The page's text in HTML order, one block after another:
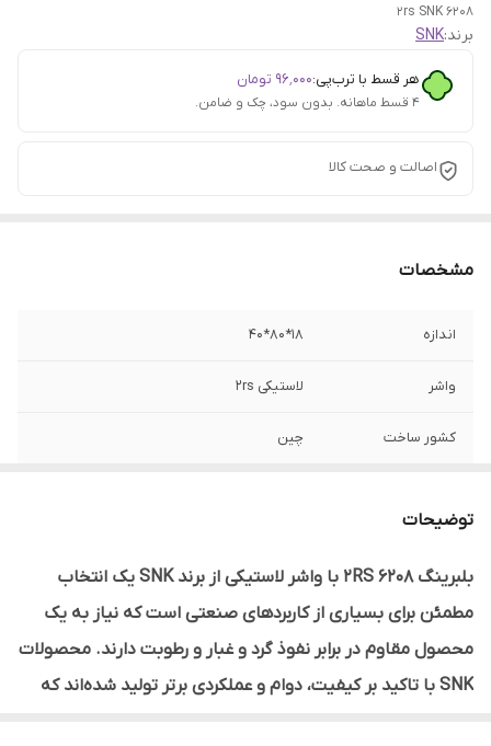
6208 2rs SNK
برند:SNK
هر قسط با ترب‌پی:۹۶٬۰۰۰ تومان
۴ قسط ماهانه. بدون سود، چک و ضامن.
اصالت و صحت کالا
مشخصات
اندازه 18*80*40
واشر لاستیکی 2rs
کشور ساخت چین
توضیحات
بلبرینگ 6208 2RS با واشر لاستیکی از برند SNK یک انتخاب
مطمئن برای بسیاری از کاربردهای صنعتی است که نیاز به یک
محصول مقاوم در برابر نفوذ گرد و غبار و رطوبت دارند. محصولات
SNK با تاکید بر کیفیت، دوام و عملکردی برتر تولید شده‌اند که